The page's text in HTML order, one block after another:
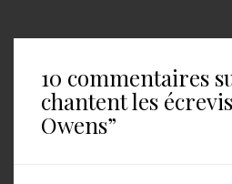
10 commentaires
chantent les
Owens”